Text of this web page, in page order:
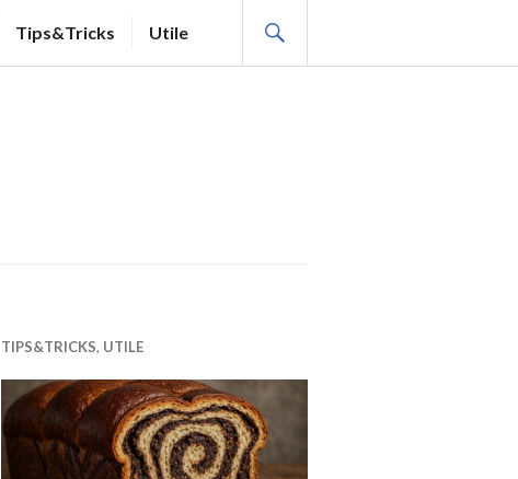
Tips&Tricks Utile
TIPS&TRICKS, UTILE